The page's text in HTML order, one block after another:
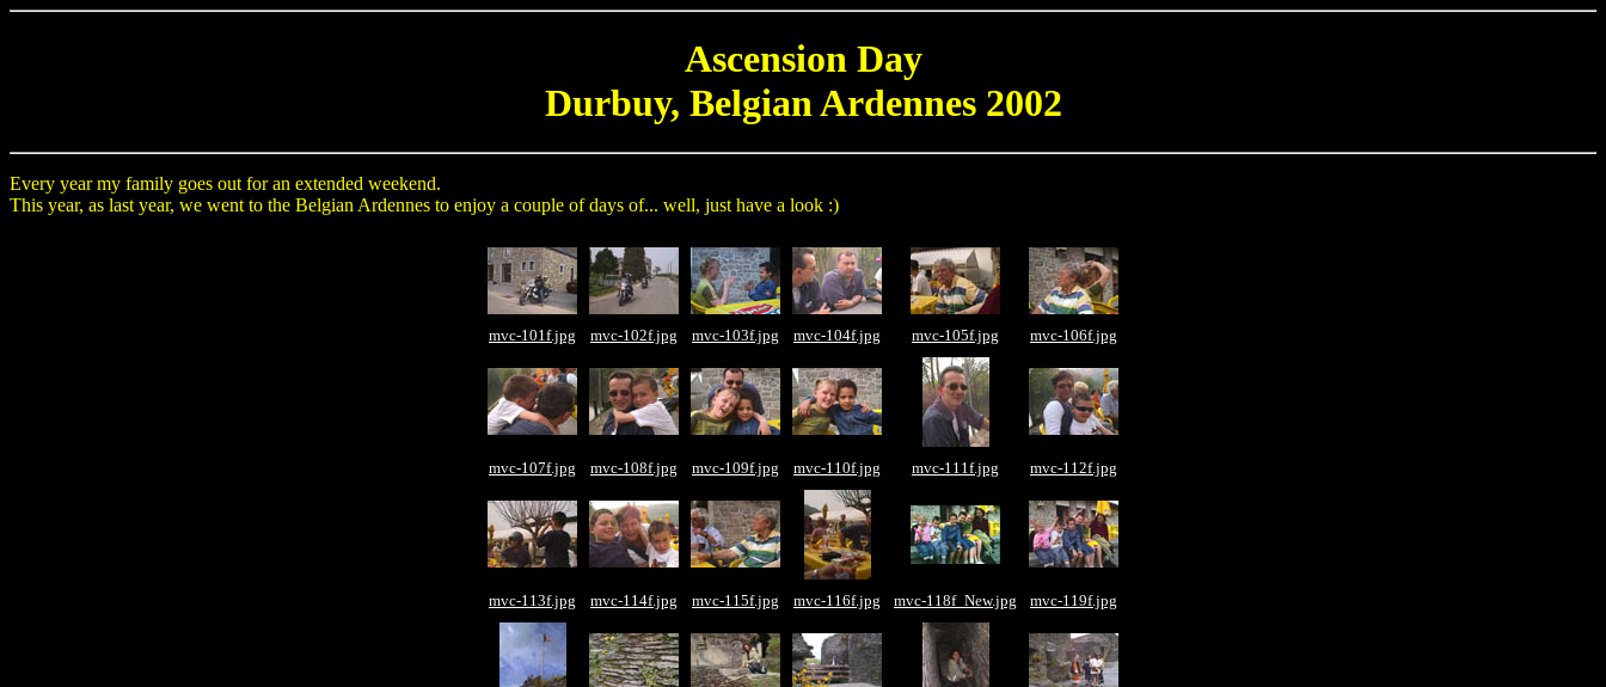
Ascension Day
Durbuy, Belgian Ardennes 2002
Every year my family goes out for an extended weekend.
This year, as last year, we went to the Belgian Ardennes to enjoy a couple of days of... well, just have a look :)
mvc-101f.jpg mvc-102f.jpg mvc-103f.jpg mvc-104f.jpg mvc-105f.jpg mvc-106f.jpg
mvc-107f.jpg mvc-108f.jpg mvc-109f.jpg mvc-110f.jpg mvc-111f.jpg mvc-112f.jpg
mvc-113f.jpg mvc-114f.jpg mvc-115f.jpg mvc-116f.jpg mvc-118f_New.jpg mvc-119f.jpg